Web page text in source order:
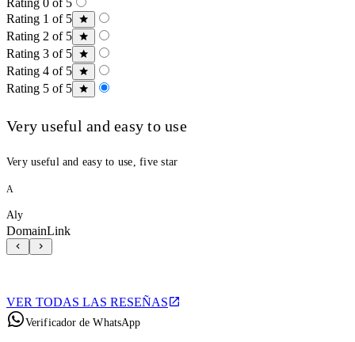
Rating 1 of 5
Rating 2 of 5
Rating 3 of 5
Rating 4 of 5
Rating 5 of 5
Very useful and easy to use
Very useful and easy to use, five star
A
Aly
DomainLink
VER TODAS LAS RESEÑAS
Verificador de WhatsApp